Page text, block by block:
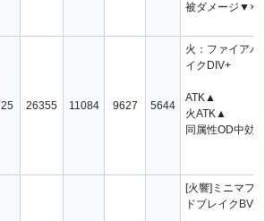
被ダメージ▼×2
25 26355 11084 9627 5644
火：ファイアパ
イクDIV+
ATK▲
火ATK▲
同属性OD中効
[火響]ミニマフ
ドブレイクBV+